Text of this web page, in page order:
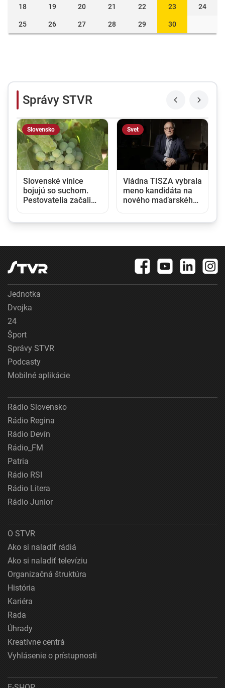
18 19 20 21 22 23 24
25 26 27 28 29 30
Správy STVR
Slovensko
Slovenské vinice
bojujú so suchom.
Pestovatelia začali
Svet
Vládna TISZA vybrala
meno kandidáta na
nového maďarského
Jednotka
Dvojka
24
Šport
Správy STVR
Podcasty
Mobilné aplikácie
Rádio Slovensko
Rádio Regina
Rádio Devín
Rádio_FM
Patria
Rádio RSI
Rádio Litera
Rádio Junior
O STVR
Ako si naladiť rádiá
Ako si naladiť televíziu
Organizačná štruktúra
História
Kariéra
Rada
Úhrady
Kreatívne centrá
Vyhlásenie o prístupnosti